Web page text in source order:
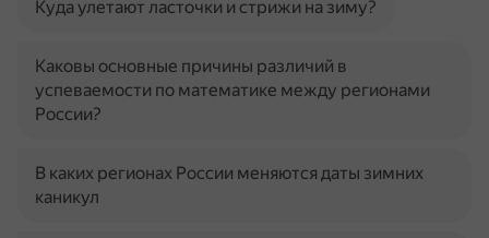
Куда улетают ласточки и стрижи на зиму?
Каковы основные причины различий в
успеваемости по математике между регионами
России?
В каких регионах России меняются даты зимних
каникул